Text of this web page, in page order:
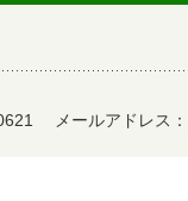
メールアドレス：